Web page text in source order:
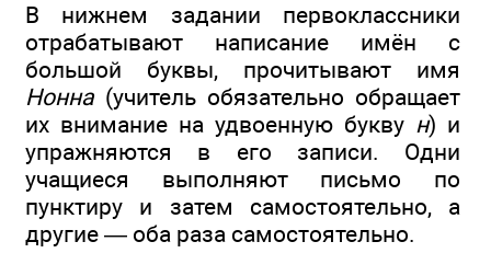
В нижнем задании первоклассники
отрабатывают написание имён с
большой буквы, прочитывают имя
Нонна (учитель обязательно обращает
их внимание на удвоенную букву н) и
упражняются в его записи. Одни
учащиеся выполняют письмо по
пунктиру и затем самостоятельно, а
другие — оба раза самостоятельно.